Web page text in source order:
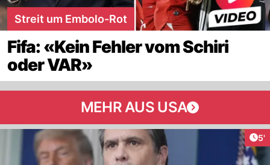
Streit um Embolo-Rot
Fifa: «Kein Fehler vom Schiri
oder VAR»
MEHR AUS USA
5'